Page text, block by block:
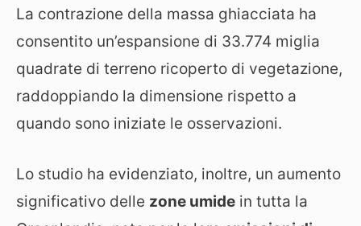
La contrazione della massa ghiacciata ha
consentito un’espansione di 33.774 miglia
quadrate di terreno ricoperto di vegetazione,
raddoppiando la dimensione rispetto a
quando sono iniziate le osservazioni.
Lo studio ha evidenziato, inoltre, un aumento
significativo delle zone umide in tutta la